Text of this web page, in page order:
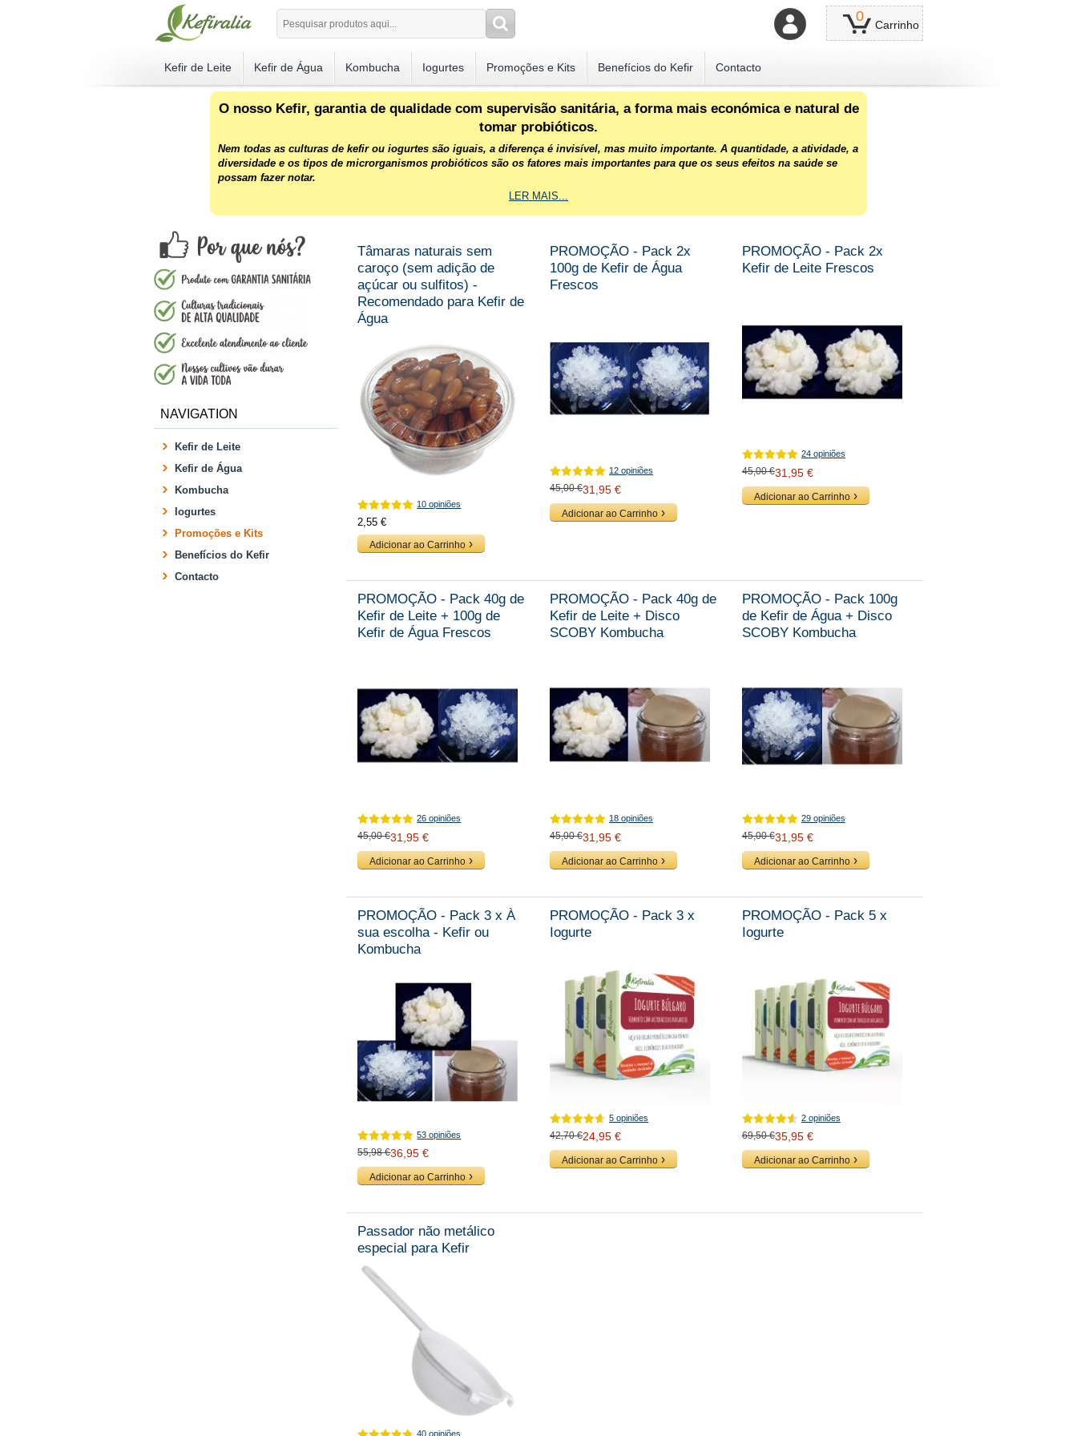
0
Carrinho
Kefir de Leite Kefir de Água Kombucha Iogurtes Promoções e Kits Benefícios do Kefir Contacto
O nosso Kefir, garantia de qualidade com supervisão sanitária, a forma mais económica e natural de
tomar probióticos.
Nem todas as culturas de kefir ou iogurtes são iguais, a diferença é invisível, mas muito importante. A quantidade, a atividade, a
diversidade e os tipos de microrganismos probióticos são os fatores mais importantes para que os seus efeitos na saúde se
possam fazer notar.
LER MAIS...
Tâmaras naturais sem
caroço (sem adição de
açúcar ou sulfitos) -
Recomendado para Kefir de
Água
10 opiniões
2,55 €
Adicionar ao Carrinho
PROMOÇÃO - Pack 2x
100g de Kefir de Água
Frescos
12 opiniões
45,00 €31,95 €
Adicionar ao Carrinho
PROMOÇÃO - Pack 2x
Kefir de Leite Frescos
24 opiniões
45,00 €31,95 €
Adicionar ao Carrinho
PROMOÇÃO - Pack 40g de
Kefir de Leite + 100g de
Kefir de Água Frescos
26 opiniões
45,00 €31,95 €
Adicionar ao Carrinho
PROMOÇÃO - Pack 40g de
Kefir de Leite + Disco
SCOBY Kombucha
18 opiniões
45,00 €31,95 €
Adicionar ao Carrinho
PROMOÇÃO - Pack 100g
de Kefir de Água + Disco
SCOBY Kombucha
29 opiniões
45,00 €31,95 €
Adicionar ao Carrinho
PROMOÇÃO - Pack 3 x À
sua escolha - Kefir ou
Kombucha
53 opiniões
55,98 €36,95 €
Adicionar ao Carrinho
PROMOÇÃO - Pack 3 x
Iogurte
5 opiniões
42,70 €24,95 €
Adicionar ao Carrinho
PROMOÇÃO - Pack 5 x
Iogurte
2 opiniões
69,50 €35,95 €
Adicionar ao Carrinho
Passador não metálico
especial para Kefir
40 opiniões
NAVIGATION
Kefir de Leite
Kefir de Água
Kombucha
Iogurtes
Promoções e Kits
Benefícios do Kefir
Contacto